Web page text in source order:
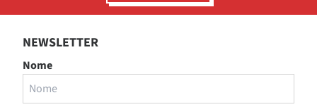
NEWSLETTER
Nome